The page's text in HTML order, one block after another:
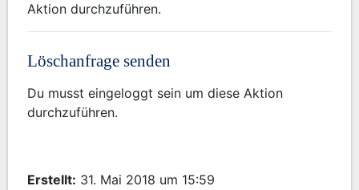
Aktion durchzuführen.
Löschanfrage senden
Du musst eingeloggt sein um diese Aktion
durchzuführen.
Erstellt: 31. Mai 2018 um 15:59